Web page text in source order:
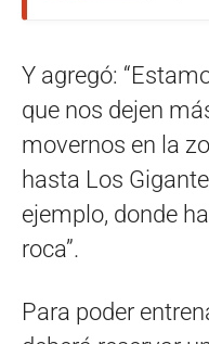
Y agregó:
que nos dejen
movernos en la
hasta Los
ejemplo, donde
roca”.
Para poder